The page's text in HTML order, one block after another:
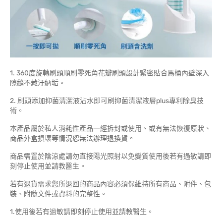
1. 360度旋轉刷頭順刷零死角花瓣刷頭設計緊密貼合馬桶內壁深入
隙縫不藏汙納垢。
2. 刷頭添加抑菌清潔液沾水即可刷抑菌清潔液層plus專利除臭技
術。
本產品屬於私人消耗性產品一經拆封或使用、或有無法恢復原狀、
商品外盒損壞等情況恕無法辦理退換貨。
商品需置於陰涼處請勿直接陽光照射以免變質使用後若有過敏請即
刻停止使用並請教醫生。
若有退貨需求您所退回的商品內容必須保維持所有商品、附件、包
裝、附隨文件或資料的完整性。
1.使用後若有過敏請即刻停止使用並請教醫生。